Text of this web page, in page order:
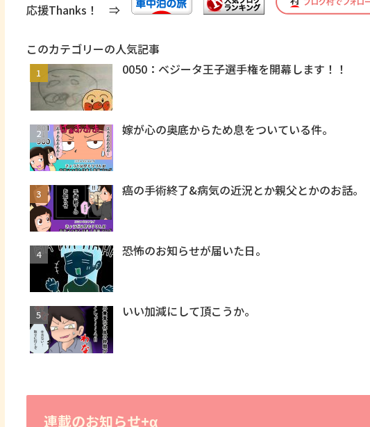
応援Thanks！ ⇒
このカテゴリーの人気記事
0050：ベジータ王子選手権を開幕します！！
嫁が心の奥底からため息をついている件。
癌の手術終了&病気の近況とか親父とかのお話。
恐怖のお知らせが届いた日。
いい加減にして頂こうか。
連載のお知らせ+α